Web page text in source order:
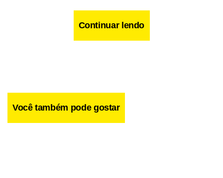
Continuar lendo
Você também pode gostar